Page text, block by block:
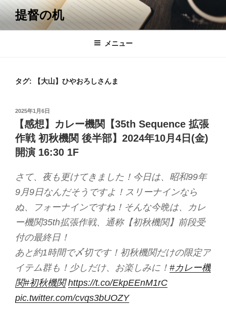
コ
テ
提督の机
メニュー
タグ: 【大山】ひやおろしさんま
投
日:
2025年1月6日
【感想】カレー機関【35th Sequence 拡張
作戦 初秋機関 後半部】2024年10月4日(金)
開演 16:30 1F
さて、夜も更けてきました！今日は、昭和99年
9月9日なんだそうですよ！スリーナインなら
ぬ、フォーナインですね！そんな今晩は、カレ
ー機関35th拡張作戦、通称【初秋機関】前段受
付の最終日！
あと約1時間で〆切です！初秋機関だけの限定ア
イテム群も！少しだけ、お楽しみに！ #カレー機
関#初秋機関 https://t.co/EkpEEnM1rC
pic.twitter.com/cvqs3bUOZY